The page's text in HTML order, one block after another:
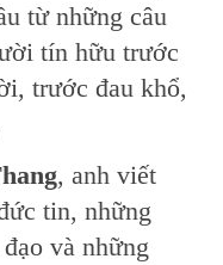
từ những câu
tín hữu trước
trước đau khổ,
, anh viết
tin, những
và những